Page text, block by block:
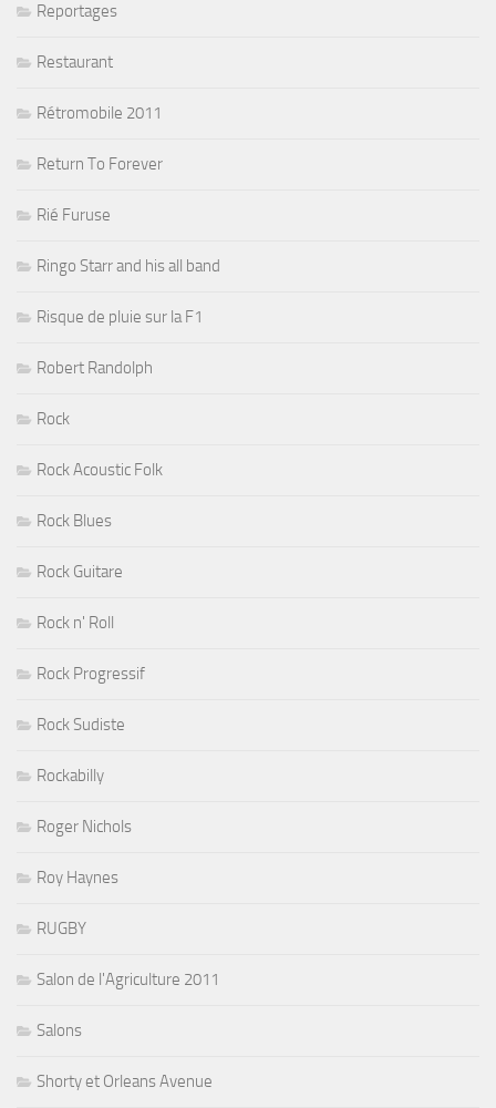
Reportages
Restaurant
Rétromobile 2011
Return To Forever
Rié Furuse
Ringo Starr and his all band
Risque de pluie sur la F1
Robert Randolph
Rock
Rock Acoustic Folk
Rock Blues
Rock Guitare
Rock n' Roll
Rock Progressif
Rock Sudiste
Rockabilly
Roger Nichols
Roy Haynes
RUGBY
Salon de l'Agriculture 2011
Salons
Shorty et Orleans Avenue